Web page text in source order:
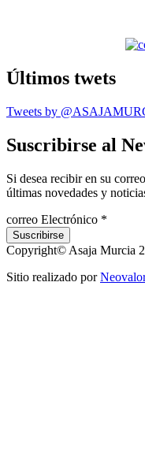
Últimos twets
Tweets by
Suscribirse al
Si desea recibir en su
últimas novedades y
correo Electrónico *
Copyright© Asaja Murcia
Sitio realizado por